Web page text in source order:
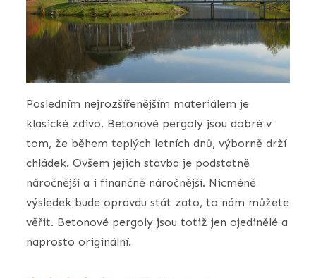
Posledním nejrozšířenějším materiálem je
klasické zdivo. Betonové pergoly jsou dobré v
tom, že během teplých letních dnů, výborně drží
chládek. Ovšem jejich stavba je podstatně
náročnější a i finančně náročnější. Nicméně
výsledek bude opravdu stát zato, to nám můžete
věřit. Betonové pergoly jsou totiž jen ojedinělé a
naprosto originální.